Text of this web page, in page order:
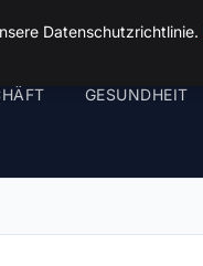
GESUNDHEIT
Datenschutzrichtlinie.